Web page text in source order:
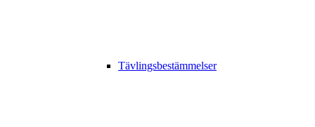
Tävlingsbestämmelser